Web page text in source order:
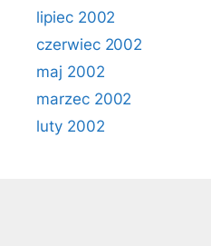
lipiec 2002
czerwiec 2002
maj 2002
marzec 2002
luty 2002